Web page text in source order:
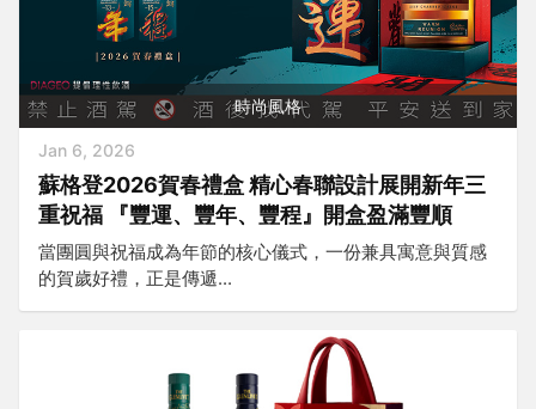
時尚風格
Jan 6, 2026
蘇格登2026賀春禮盒 精心春聯設計展開新年三
重祝福 『豐運、豐年、豐程』開盒盈滿豐順
當團圓與祝福成為年節的核心儀式，一份兼具寓意與質感
的賀歲好禮，正是傳遞...